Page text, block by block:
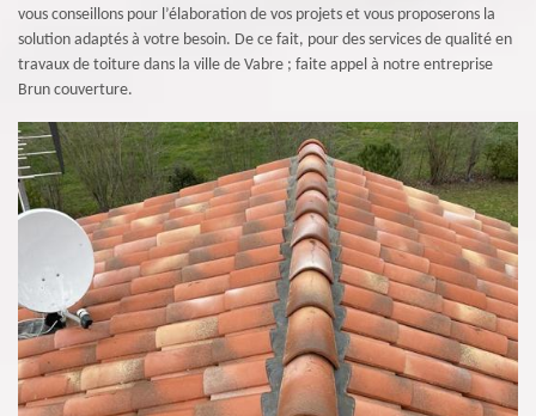
vous conseillons pour l’élaboration de vos projets et vous proposerons la
solution adaptés à votre besoin. De ce fait, pour des services de qualité en
travaux de toiture dans la ville de Vabre ; faite appel à notre entreprise
Brun couverture.